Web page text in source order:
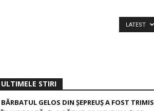
LATEST
ULTIMELE STIRI
BĂRBATUL GELOS DIN ȘEPREUȘ A FOST TRIMIS